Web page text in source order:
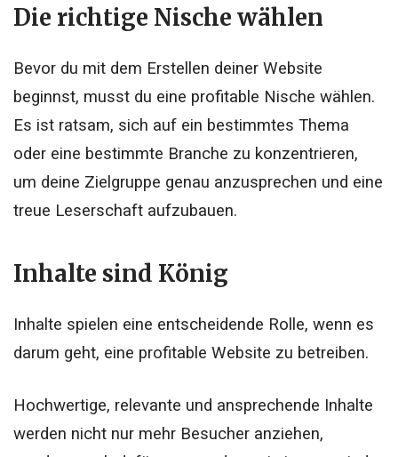
Die richtige Nische wählen
Bevor du mit dem Erstellen deiner Website
beginnst, musst du eine profitable Nische wählen.
Es ist ratsam, sich auf ein bestimmtes Thema
oder eine bestimmte Branche zu konzentrieren,
um deine Zielgruppe genau anzusprechen und eine
treue Leserschaft aufzubauen.
Inhalte sind König
Inhalte spielen eine entscheidende Rolle, wenn es
darum geht, eine profitable Website zu betreiben.
Hochwertige, relevante und ansprechende Inhalte
werden nicht nur mehr Besucher anziehen,